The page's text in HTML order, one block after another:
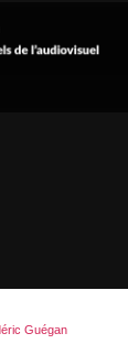
Guégan